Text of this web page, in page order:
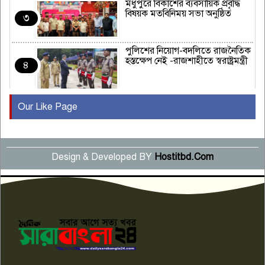
৩
মধুপুরে বিকাশের ব্যবসায়িক প্রবৃদ্ধি
বিষয়ক মতবিনিময় সভা অনুষ্ঠিত
৪
পুলিশের নিয়োগ-বদলিতে রাজনৈতিক
হস্তক্ষেপ নেই -রাজশাহীতে স্বরাষ্ট্রমন্ত্রী
৫
বছর পূর্তি উদযাপন
৬
সংবাদ সম্মেলনে অভিযোগ অস্বীকার
উদ্দেশ্য প্রণোদিত সংবাদ প্রকাশের
প্রতিবাদ নাজির হাসানের
৭
কেটে ঘরে ঢুকে স্কুল শিক্ষিকাকে হত্যা
টয়লেটের ট্যাংকি থেকে লাশ উদ্ধার
Our Like Page
Design & Developed BY Hostitbd.Com